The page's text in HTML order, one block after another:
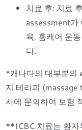
치료 후: 치료
assessment가
육, 홈케어 운
다.
*캐나다의 대부분의
지 테리피 (massage
사에 문의하여 보험
**ICBC 치료는 환자